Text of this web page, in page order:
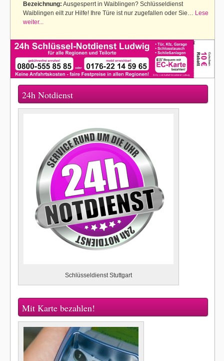
Bezeichnung: Ausgesperrt in Waiblingen? Schlüsseldienst
Waiblingen eilt zur Hilfe! Ihre Türe ist nur zugefallen oder Sie… Lese
weiter...
24h Notdienst
Schlüsseldienst Stuttgart
Mit Karte bezahlen!